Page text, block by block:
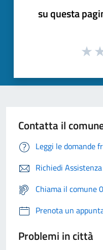
su questa
Contatta il
Leggi le domande
Richiedi Assistenza
Chiama il comune
Prenota un
Problemi in città